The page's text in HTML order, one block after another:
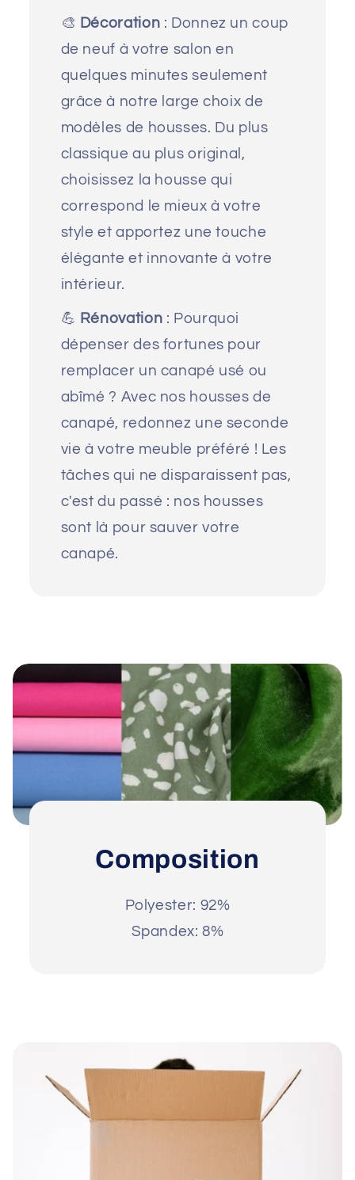
🎨 Décoration : Donnez un coup
de neuf à votre salon en
quelques minutes seulement
grâce à notre large choix de
modèles de housses. Du plus
classique au plus original,
choisissez la housse qui
correspond le mieux à votre
style et apportez une touche
élégante et innovante à votre
intérieur.
💪 Rénovation : Pourquoi
dépenser des fortunes pour
remplacer un canapé usé ou
abîmé ? Avec nos housses de
canapé, redonnez une seconde
vie à votre meuble préféré ! Les
tâches qui ne disparaissent pas,
c'est du passé : nos housses
sont là pour sauver votre
canapé.
Composition
Polyester: 92%
Spandex: 8%